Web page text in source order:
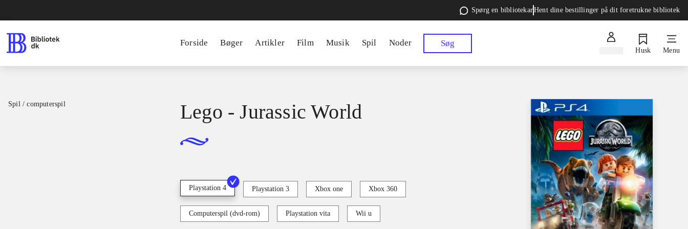
Spørg en bibliotekarHent dine bestillinger på dit foretrukne bibliotek
Forside Bøger Artikler Film Musik Spil Noder Søg
Husk Menu
Spil / computerspil Lego - Jurassic World
Playstation 4 Playstation 3 Xbox one Xbox 360
Computerspil (dvd-rom) Playstation vita Wii u